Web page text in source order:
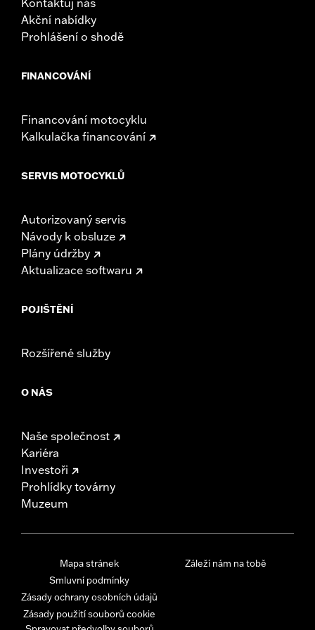
Akční nabídky
Prohlášení o shodě
FINANCOVÁNÍ
Financování motocyklu
Kalkulačka financování
SERVIS MOTOCYKLŮ
Autorizovaný servis
Návody k obsluze
Plány údržby
Aktualizace softwaru
POJIŠTĚNÍ
Rozšířené služby
O NÁS
Naše společnost
Kariéra
Investoři
Prohlídky továrny
Muzeum
Mapa stránek
Smluvní podmínky
Zásady ochrany osobních údajů
Zásady použití souborů cookie
Záleží nám na tobě